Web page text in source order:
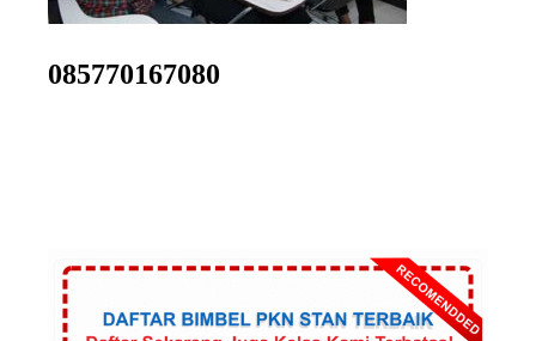
085770167080